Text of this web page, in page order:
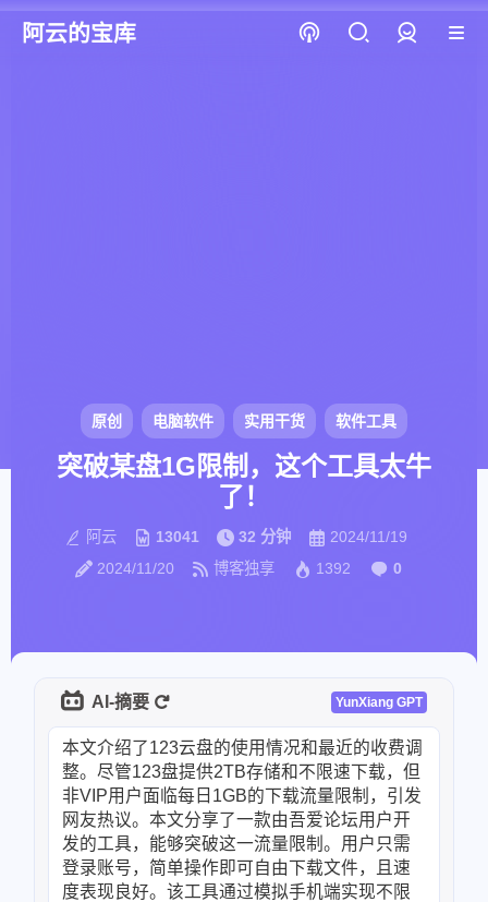
阿云的宝库
原创 电脑软件 实用干货 软件工具
突破某盘1G限制，这个工具太牛
了！
阿云 13041 32 分钟
2024/11/19
2024/11/20
博客独享 1392 0
AI-摘要 YunXiang GPT
本文介绍了123云盘的使用情况和最近的收费调
整。尽管123盘提供2TB存储和不限速下载，但
非VIP用户面临每日1GB的下载流量限制，引发
网友热议。本文分享了一款由吾爱论坛用户开
发的工具，能够突破这一流量限制。用户只需
登录账号，简单操作即可自由下载文件，且速
度表现良好。该工具通过模拟手机端实现不限